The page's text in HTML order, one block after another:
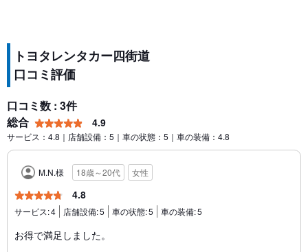
トヨタレンタカー四街道
口コミ評価
口コミ数 : 3件
総合
4.9
サービス：4.8｜店舗設備：5｜車の状態：5｜車の装備：4.8
M.N.様 18歳～20代 女性
4.8
サービス:4 店舗設備:5 車の状態:5 車の装備:5
お得で満足しました。